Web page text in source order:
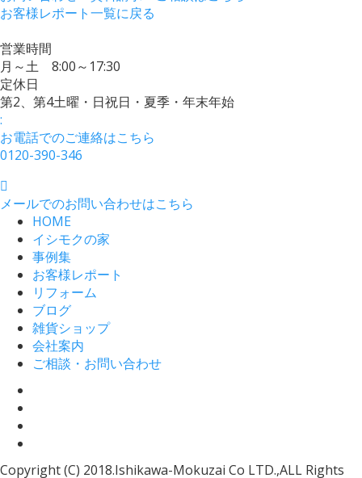
お客様レポート一覧に戻る
営業時間
月～土 8:00～17:30
定休日
第2、第4土曜・日祝日・夏季・年末年始
:
お電話でのご連絡はこちら
0120-390-346
メールでのお問い合わせはこちら
HOME
イシモクの家
事例集
お客様レポート
リフォーム
ブログ
雑貨ショップ
会社案内
ご相談・お問い合わせ
Copyright (C) 2018.Ishikawa-Mokuzai Co LTD.,ALL Rights